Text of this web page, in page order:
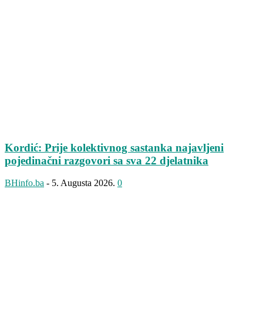
Kordić: Prije kolektivnog sastanka najavljeni
pojedinačni razgovori sa sva 22 djelatnika
BHinfo.ba - 5. Augusta 2026. 0